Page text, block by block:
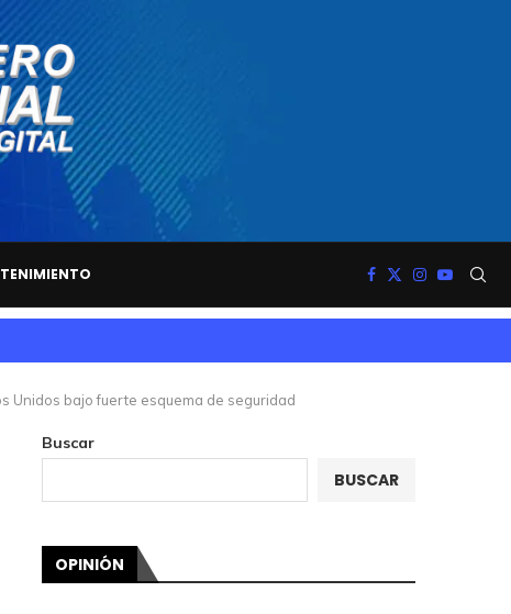
Unidos bajo fuerte esquema de seguridad
Buscar
BUSCAR
OPINIÓN